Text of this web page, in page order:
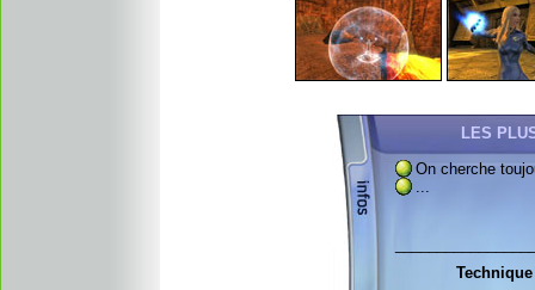
LES
On cherche
...